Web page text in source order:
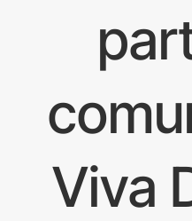
Viva